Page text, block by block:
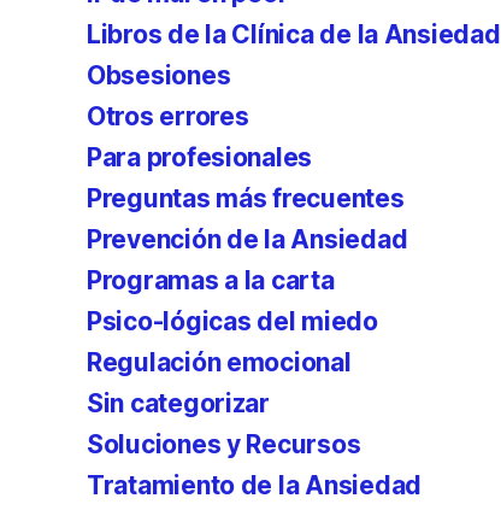
Libros de la Clínica de la Ansiedad
Obsesiones
Otros errores
Para profesionales
Preguntas más frecuentes
Prevención de la Ansiedad
Programas a la carta
Psico-lógicas del miedo
Regulación emocional
Sin categorizar
Soluciones y Recursos
Tratamiento de la Ansiedad